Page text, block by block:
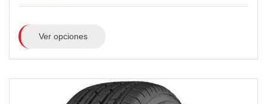
Ver opciones